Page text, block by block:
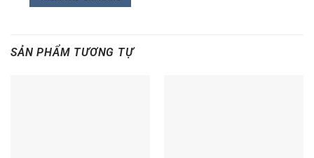
660,000 ₫.
SẢN PHẨM TƯƠNG TỰ